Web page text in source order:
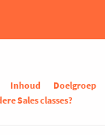
Inhoud Doelgroep
Sales classes?